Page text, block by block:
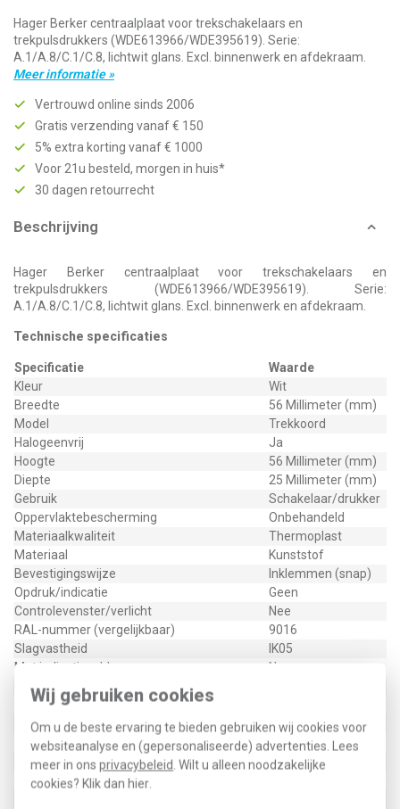
Wij gebruiken cookies
Om u de beste ervaring te bieden gebruiken wij cookies voor
websiteanalyse en (gepersonaliseerde) advertenties. Lees
meer in ons privacybeleid. Wilt u alleen noodzakelijke
cookies? Klik dan hier.
Hager Berker centraalplaat voor trekschakelaars en
trekpulsdrukkers (WDE613966/WDE395619). Serie:
A.1/A.8/C.1/C.8, lichtwit glans. Excl. binnenwerk en afdekraam.
Meer informatie »
Vertrouwd online sinds 2006
Gratis verzending vanaf € 150
5% extra korting vanaf € 1000
Voor 21u besteld, morgen in huis*
30 dagen retourrecht
Beschrijving
Hager Berker centraalplaat voor trekschakelaars en
trekpulsdrukkers (WDE613966/WDE395619). Serie:
A.1/A.8/C.1/C.8, lichtwit glans. Excl. binnenwerk en afdekraam.
Technische specificaties
Specificatie
Waarde
Kleur
Wit
Breedte
56 Millimeter (mm)
Model
Trekkoord
Halogeenvrij
Ja
Hoogte
56 Millimeter (mm)
Diepte
25 Millimeter (mm)
Gebruik
Schakelaar/drukker
Oppervlaktebescherming
Onbehandeld
Materiaalkwaliteit
Thermoplast
Materiaal
Kunststof
Bevestigingswijze
Inklemmen (snap)
Opdruk/indicatie
Geen
Controlevenster/verlicht
Nee
RAL-nummer (vergelijkbaar)
9016
Slagvastheid
IK05
Met indicatieveld
Nee
Met verwisselbare lens/symbool
Uitvoering oppervlakte
Geschikt voor beschermingsgraad (IP)
IP20
Geschikt voor bussysteem-toetsaansluiting
Nee
Aftastsymbool / barrièrevrij
Nee
Antibacteriële behandeling